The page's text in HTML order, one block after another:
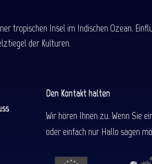
tropischen Insel im Indischen Ozean.
der Kulturen.
Den Kontakt halten
Wir hören Ihnen zu. Wenn Sie
oder einfach nur Hallo sagen